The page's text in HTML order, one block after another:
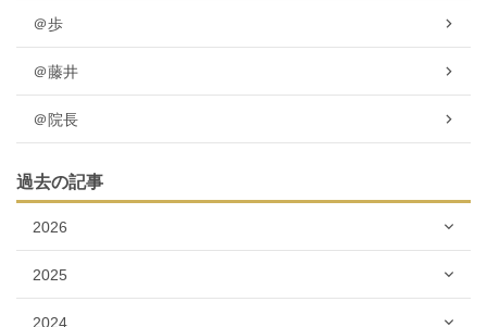
＠歩
＠藤井
＠院長
過去の記事
2026
2025
2024